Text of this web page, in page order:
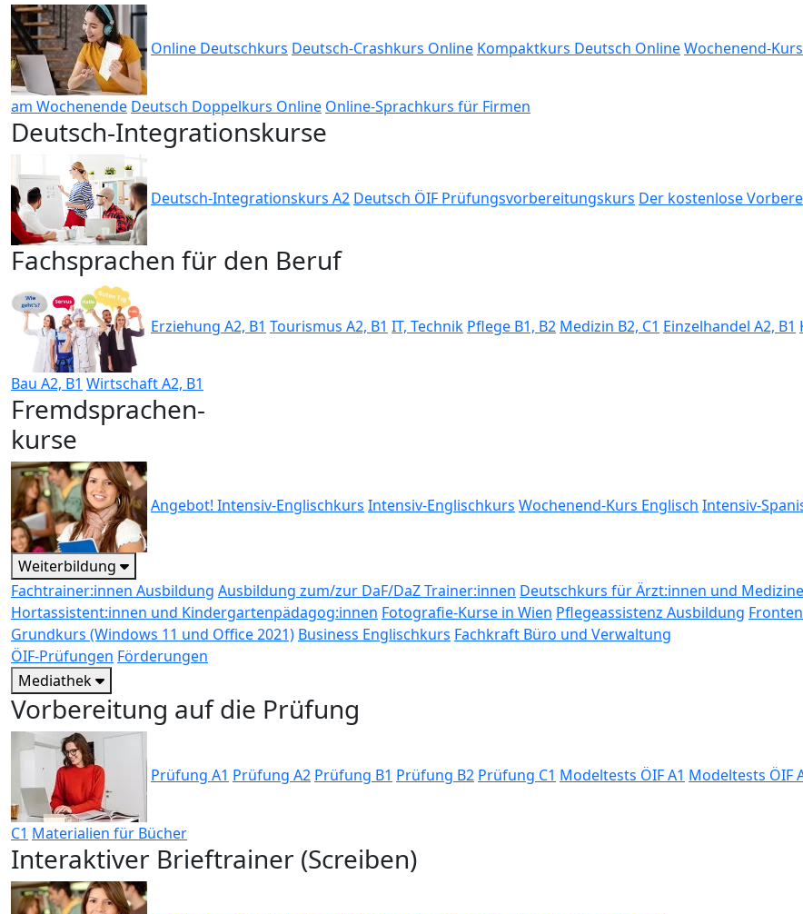
Online Deutschkurs Deutsch-Crashkurs Online Kompaktkurs Deutsch OnlineWochenend-
am Wochenende Deutsch Doppelkurs Online Online-Sprachkurs für Firmen
Deutsch-Integrationskurse
Deutsch-Integrationskurs A2 Deutsch ÖIF Prüfungsvorbereitungskurs Der kostenlose
Fachsprachen für den Beruf
Erziehung A2, B1 Tourismus A2, B1 IT, Technik Pflege B1, B2 Medizin B2, C1 Einzelhandel A2, B1
Bau A2, B1 Wirtschaft A2, B1
Fremdsprachen-
kurse
Angebot! Intensiv-Englischkurs Intensiv-Englischkurs Wochenend-Kurs Englisch Intensiv-
Weiterbildung
Fachtrainer:innen Ausbildung Ausbildung zum/zur DaF/DaZ Trainer:innen Deutschkurs für Ärzt:innen und
Hortassistent:innen und Kindergartenpädagog:innen Fotografie-Kurse in Wien Pflegeassistenz Ausbildung
Grundkurs (Windows 11 und Office 2021) Business Englischkurs Fachkraft Büro und Verwaltung
ÖIF-Prüfungen Förderungen
Mediathek
Vorbereitung auf die Prüfung
Prüfung A1 Prüfung A2 Prüfung B1 Prüfung B2 Prüfung C1 Modeltests ÖIF A1 Modeltests ÖIF
C1 Materialien für Bücher
Interaktiver Brieftrainer (Screiben)